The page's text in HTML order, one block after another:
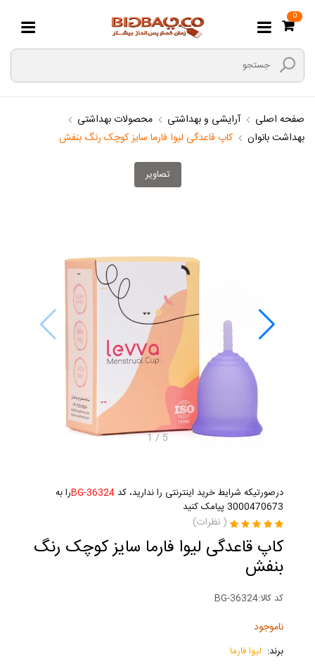
0
صفحه اصلی آرایشی و بهداشتی
محصولات بهداشتی
بهداشت بانوان
کاپ قاعدگی لیوا فارما سایز کوچک رنگ بنفش
تصاویر
1/5
درصورتیکه شرایط خرید اینترنتی را ندارید، کد BG-36324را به
3000470673 پیامک کنید
( نظرات)
کاپ قاعدگی لیوا فارما سایز کوچک رنگ
بنفش
کد کالا:BG-36324
ناموجود
برند: لیوا فارما